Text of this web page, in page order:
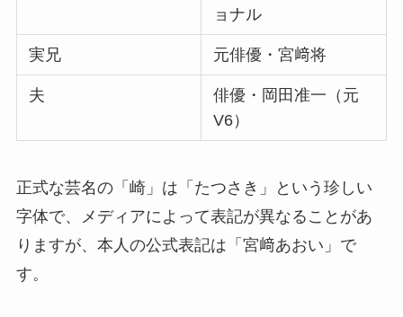
ョナル
実兄 元俳優・宮﨑将
夫
俳優・岡田准一（元
V6）
正式な芸名の「崎」は「たつさき」という珍しい
字体で、メディアによって表記が異なることがあ
りますが、本人の公式表記は「宮﨑あおい」で
す。